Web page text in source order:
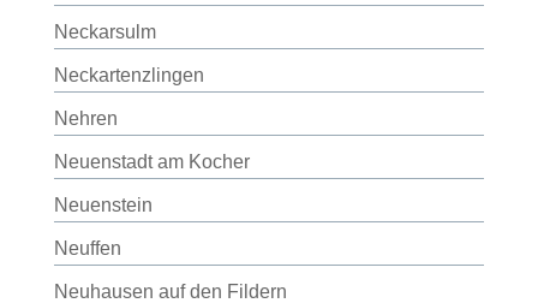
Neckarsulm
Neckartenzlingen
Nehren
Neuenstadt am Kocher
Neuenstein
Neuffen
Neuhausen auf den Fildern